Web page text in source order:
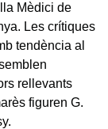
Mèdici de
Les crítiques
tendència al
rellevants
figuren G.